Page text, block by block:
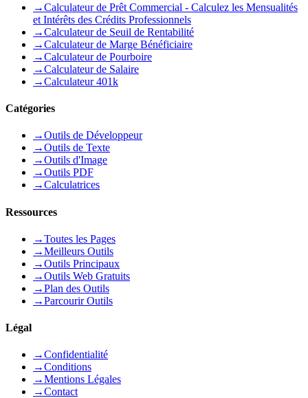
→Calculateur de Prêt Commercial - Calculez les Mensualités
et Intérêts des Crédits Professionnels
→Calculateur de Seuil de Rentabilité
→Calculateur de Marge Bénéficiaire
→Calculateur de Pourboire
→Calculateur de Salaire
→Calculateur 401k
Catégories
→Outils de Développeur
→Outils de Texte
→Outils d'Image
→Outils PDF
→Calculatrices
Ressources
→Toutes les Pages
→Meilleurs Outils
→Outils Principaux
→Outils Web Gratuits
→Plan des Outils
→Parcourir Outils
Légal
→Confidentialité
→Conditions
→Mentions Légales
→Contact